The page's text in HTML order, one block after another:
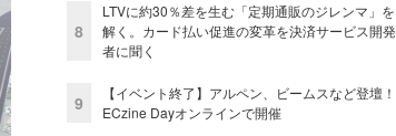
8
LTVに約30％差を生む「定期通販のジレンマ」を
解く。カード払い促進の変革を決済サービス開発
者に聞く
9
【イベント終了】アルペン、ビームスなど登壇！
ECzine Dayオンラインで開催